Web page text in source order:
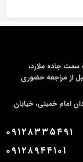
جاده ملارد،
منطقه دو، خیابان احترامی، پلاک 41 (قبل از مراجعه حضوری
امام خمینی، خیابان
۰۹۱۲۸۳۳۵۴۹۱
۰۹۱۲۸۹۴۴۱۰۱